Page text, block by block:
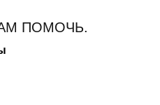
ПОМОЧЬ.